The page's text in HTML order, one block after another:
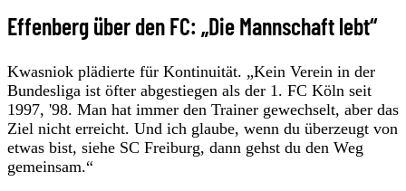
Effenberg über den FC: „Die Mannschaft lebt“
Kwasniok plädierte für Kontinuität. „Kein Verein in der
Bundesliga ist öfter abgestiegen als der 1. FC Köln seit
1997, '98. Man hat immer den Trainer gewechselt, aber das
Ziel nicht erreicht. Und ich glaube, wenn du überzeugt von
etwas bist, siehe SC Freiburg, dann gehst du den Weg
gemeinsam.“